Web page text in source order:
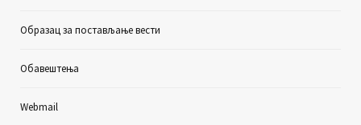
Образац за постављање вести
Обавештења
Webmail